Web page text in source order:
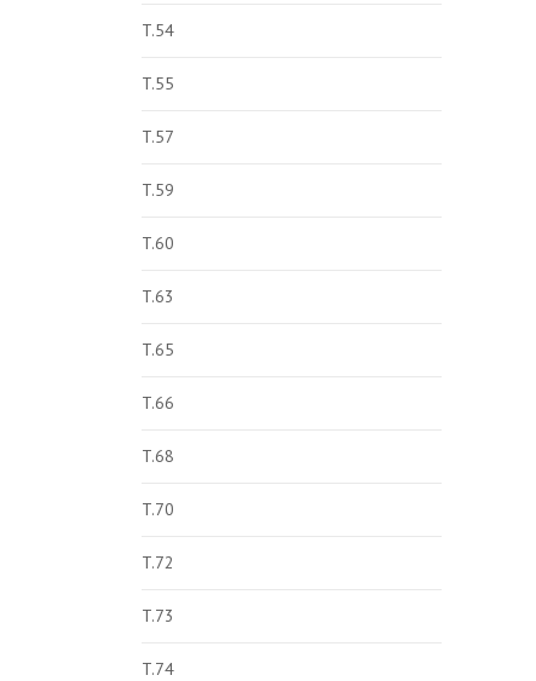
T.54
T.55
T.57
T.59
T.60
T.63
T.65
T.66
T.68
T.70
T.72
T.73
T.74